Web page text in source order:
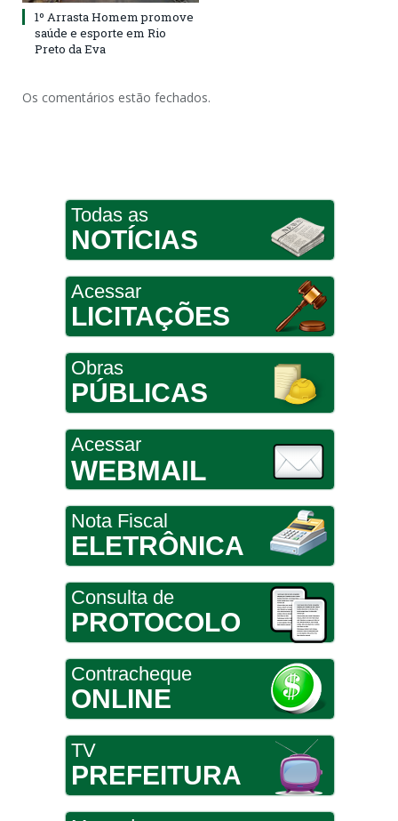
1º Arrasta Homem promove
saúde e esporte em Rio
Preto da Eva
Os comentários estão fechados.
Todas as
NOTÍCIAS
Acessar
LICITAÇÕES
Obras
PÚBLICAS
Acessar
WEBMAIL
Nota Fiscal
ELETRÔNICA
Consulta de
PROTOCOLO
Contracheque
ONLINE
TV
PREFEITURA